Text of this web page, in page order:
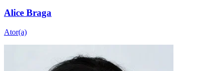
Alice Braga
Ator(a)